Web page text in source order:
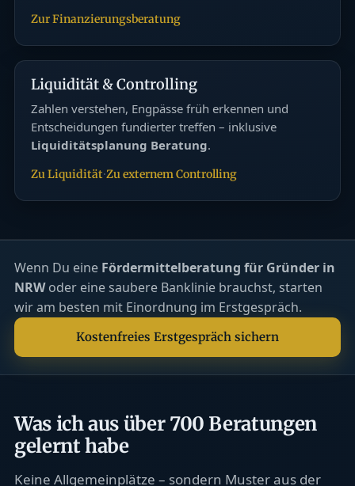
Zur Finanzierungsberatung
Liquidität & Controlling
Zahlen verstehen, Engpässe früh erkennen und
Entscheidungen fundierter treffen – inklusive
Liquiditätsplanung Beratung.
Zu Liquidität·Zu externem Controlling
Wenn Du eine Fördermittelberatung für Gründer in
NRWoder eine saubere Banklinie brauchst, starten
wir am besten mit Einordnung im Erstgespräch.
Kostenfreies Erstgespräch sichern
Was ich aus über 700 Beratungen
gelernt habe
Keine Allgemeinplätze – sondern Muster aus der